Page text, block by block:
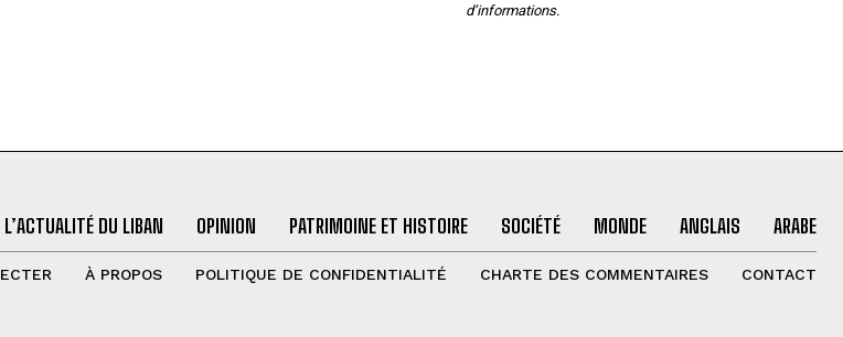
d’informations.
L’ACTUALITÉ DU LIBAN OPINION PATRIMOINE ET HISTOIRE SOCIÉTÉ MONDE ANGLAIS ARABE
À PROPOS POLITIQUE DE CONFIDENTIALITÉ CHARTE DES COMMENTAIRES CONTACT